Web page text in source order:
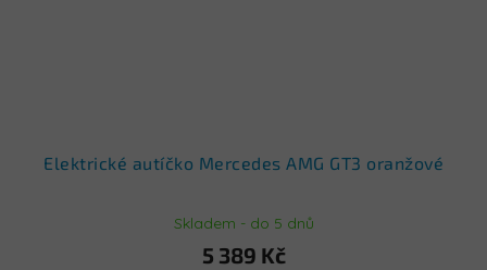
Elektrické autíčko Mercedes AMG GT3 oranžové
Skladem - do 5 dnů
5 389 Kč